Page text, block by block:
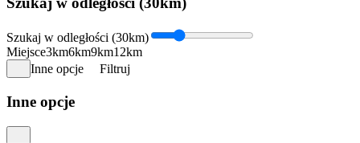
Szukaj w odległości (30km)
Miejsce3km6km9km12km
Inne opcje
Filtruj
Inne opcje